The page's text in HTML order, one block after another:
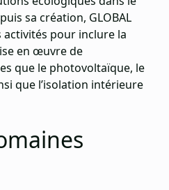
sa création, GLOBAL
activités pour inclure la
en œuvre de
que le photovoltaïque, le
que l’isolation intérieure